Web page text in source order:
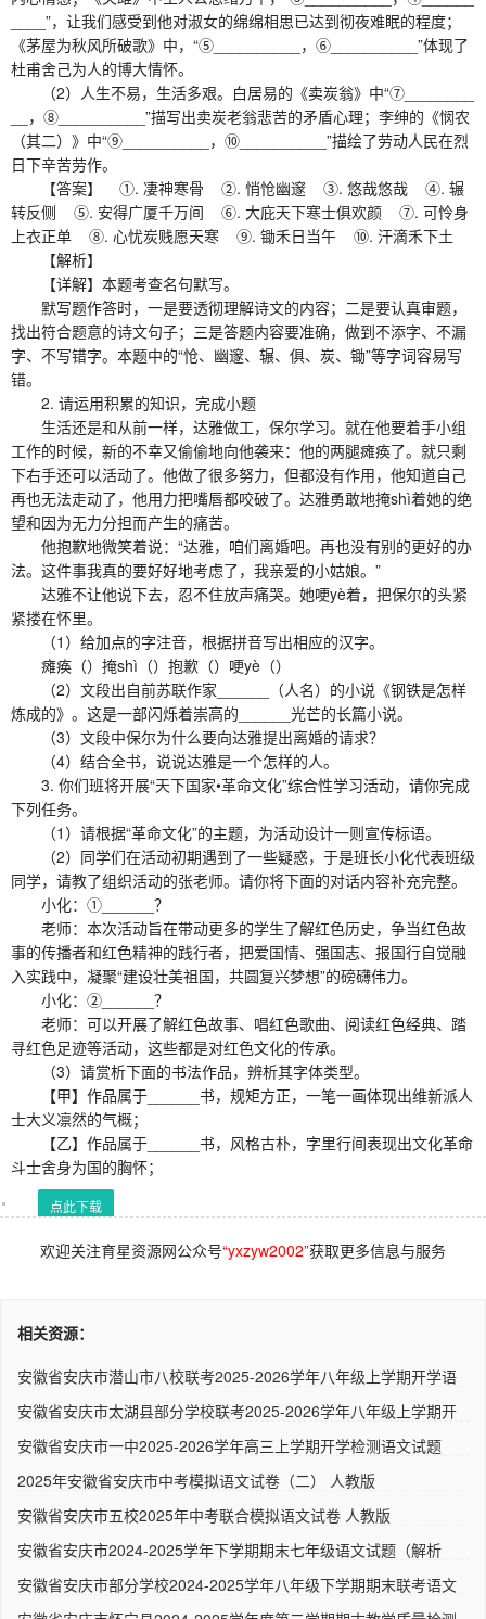
____”，让我们感受到他对淑女的绵绵相思已达到彻夜难眠的程度；
《茅屋为秋风所破歌》中，“⑤__________，⑥__________”体现了
杜甫舍己为人的博大情怀。
（2）人生不易，生活多艰。白居易的《卖炭翁》中“⑦________
__，⑧__________”描写出卖炭老翁悲苦的矛盾心理；李绅的《悯农
（其二）》中“⑨__________，⑩__________”描绘了劳动人民在烈
日下辛苦劳作。
【答案】 ①. 凄神寒骨 ②. 悄怆幽邃 ③. 悠哉悠哉 ④. 辗
转反侧 ⑤. 安得广厦千万间 ⑥. 大庇天下寒士俱欢颜 ⑦. 可怜身
上衣正单 ⑧. 心忧炭贱愿天寒 ⑨. 锄禾日当午 ⑩. 汗滴禾下土
【解析】
【详解】本题考查名句默写。
默写题作答时，一是要透彻理解诗文的内容；二是要认真审题，
找出符合题意的诗文句子；三是答题内容要准确，做到不添字、不漏
字、不写错字。本题中的“怆、幽邃、辗、俱、炭、锄”等字词容易写
错。
2. 请运用积累的知识，完成小题
生活还是和从前一样，达雅做工，保尔学习。就在他要着手小组
工作的时候，新的不幸又偷偷地向他袭来：他的两腿瘫痪了。就只剩
下右手还可以活动了。他做了很多努力，但都没有作用，他知道自己
再也无法走动了，他用力把嘴唇都咬破了。达雅勇敢地掩shì着她的绝
望和因为无力分担而产生的痛苦。
他抱歉地微笑着说：“达雅，咱们离婚吧。再也没有别的更好的办
法。这件事我真的要好好地考虑了，我亲爱的小姑娘。”
达雅不让他说下去，忍不住放声痛哭。她哽yè着，把保尔的头紧
紧搂在怀里。
（1）给加点的字注音，根据拼音写出相应的汉字。
瘫痪（）掩shì（）抱歉（）哽yè（）
（2）文段出自前苏联作家______（人名）的小说《钢铁是怎样
炼成的》。这是一部闪烁着崇高的______光芒的长篇小说。
（3）文段中保尔为什么要向达雅提出离婚的请求？
（4）结合全书，说说达雅是一个怎样的人。
3. 你们班将开展“天下国家•革命文化”综合性学习活动，请你完成
下列任务。
（1）请根据“革命文化”的主题，为活动设计一则宣传标语。
（2）同学们在活动初期遇到了一些疑惑，于是班长小化代表班级
同学，请教了组织活动的张老师。请你将下面的对话内容补充完整。
小化：①______？
老师：本次活动旨在带动更多的学生了解红色历史，争当红色故
事的传播者和红色精神的践行者，把爱国情、强国志、报国行自觉融
入实践中，凝聚“建设壮美祖国，共圆复兴梦想”的磅礴伟力。
小化：②______？
老师：可以开展了解红色故事、唱红色歌曲、阅读红色经典、踏
寻红色足迹等活动，这些都是对红色文化的传承。
（3）请赏析下面的书法作品，辨析其字体类型。
【甲】作品属于______书，规矩方正，一笔一画体现出维新派人
士大义凛然的气概；
【乙】作品属于______书，风格古朴，字里行间表现出文化革命
斗士舍身为国的胸怀；
点此下载
欢迎关注育星资源网公众号“yxzyw2002”获取更多信息与服务
相关资源：
安徽省安庆市潜山市八校联考2025-2026学年八年级上学期开学语
安徽省安庆市太湖县部分学校联考2025-2026学年八年级上学期开
安徽省安庆市一中2025-2026学年高三上学期开学检测语文试题
2025年安徽省安庆市中考模拟语文试卷（二） 人教版
安徽省安庆市五校2025年中考联合模拟语文试卷 人教版
安徽省安庆市2024-2025学年下学期期末七年级语文试题（解析
安徽省安庆市部分学校2024-2025学年八年级下学期期末联考语文